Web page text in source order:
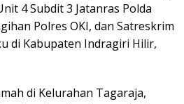
4 Subdit 3 Jatanras Polda
Polres OKI, dan Satreskrim
di Kabupaten Indragiri Hilir,
di Kelurahan Tagaraja,